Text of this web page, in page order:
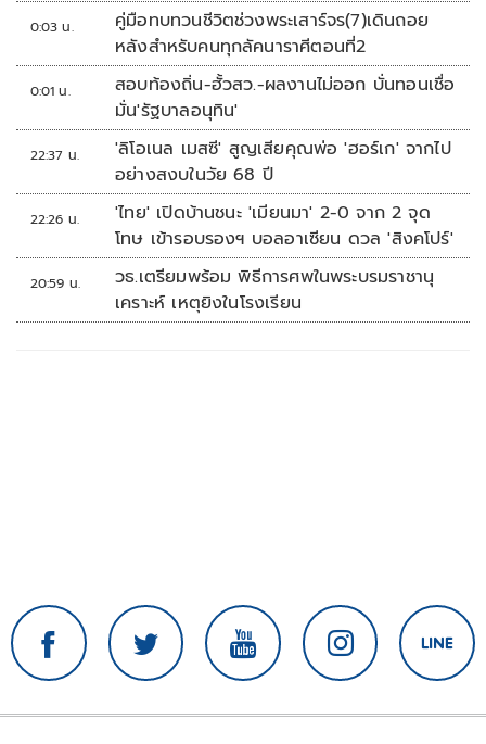
0:03 น.
คู่มือทบทวนชีวิตช่วงพระเสาร์จร(7)เดินถอย
หลังสำหรับคนทุกลัคนาราศีตอนที่2
0:01 น.
สอบท้องถิ่น-ฮั้วสว.-ผลงานไม่ออก บั่นทอนเชื่อ
มั่น'รัฐบาลอนุทิน'
22:37 น.
'ลิโอเนล เมสซี' สูญเสียคุณพ่อ 'ฮอร์เก' จากไป
อย่างสงบในวัย 68 ปี
22:26 น.
'ไทย' เปิดบ้านชนะ 'เมียนมา' 2-0 จาก 2 จุด
โทษ เข้ารอบรองฯ บอลอาเซียน ดวล 'สิงคโปร์'
20:59 น.
วธ.เตรียมพร้อม พิธีการศพในพระบรมราชานุ
เคราะห์ เหตุยิงในโรงเรียน